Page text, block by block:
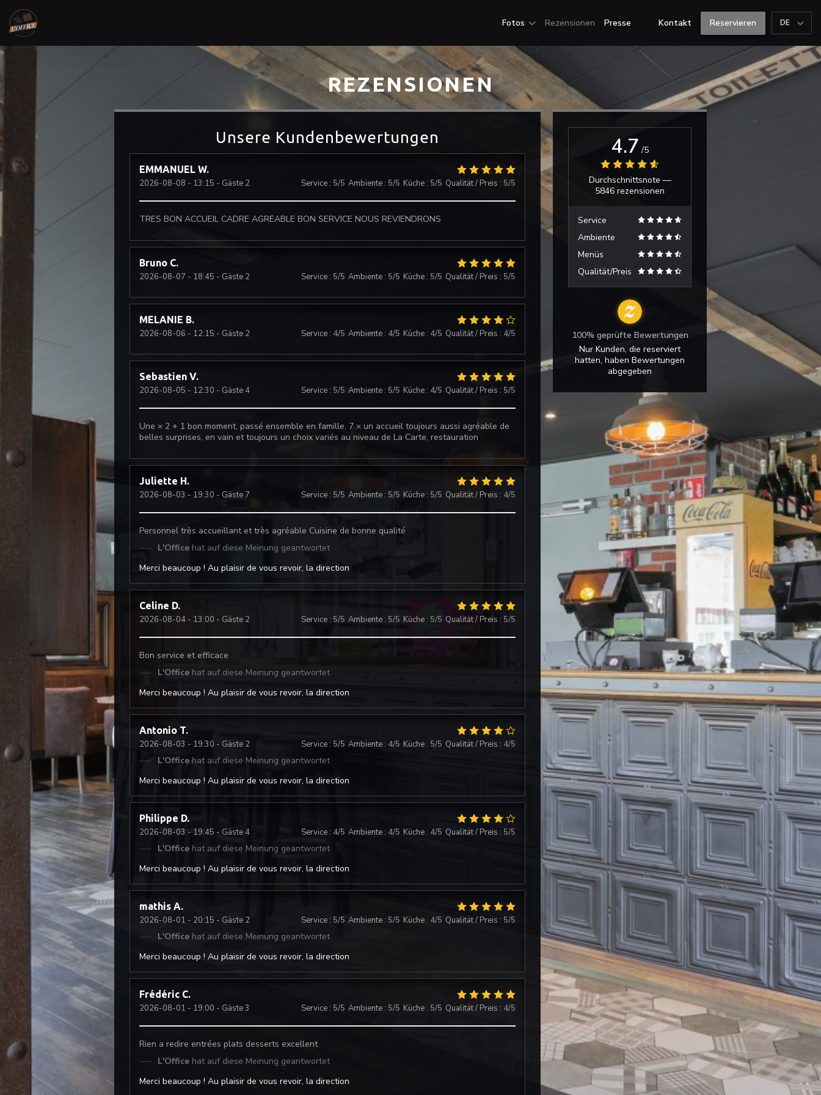
Fotos Rezensionen Presse ((öffnet ein neues Fenster))
((öffnet ein neues Fenster))
Kontakt Reservieren DE
REZENSIONEN
Unsere Kundenbewertungen
EMMANUEL W
2026-08-08 - 13:15 - Gäste 2 Service : 5/5 Ambiente : 5/5 Küche : 5/5 Qualität / Preis : 5/5
TRES BON ACCUEIL CADRE AGREABLE BON SERVICE NOUS REVIENDRONS
Bruno C
2026-08-07 - 18:45 - Gäste 2 Service : 5/5 Ambiente : 5/5 Küche : 5/5 Qualität / Preis : 5/5
MELANIE B
2026-08-06 - 12:15 - Gäste 2 Service : 4/5 Ambiente : 4/5 Küche : 4/5 Qualität / Preis : 4/5
Sebastien V
2026-08-05 - 12:30 - Gäste 4 Service : 5/5 Ambiente : 5/5 Küche : 4/5 Qualität / Preis : 5/5
Une × 2 + 1 bon moment, passé ensemble en famille, 7 × un accueil toujours aussi agréable de
belles surprises, en vain et toujours un choix variés au niveau de La Carte, restauration
Juliette H
2026-08-03 - 19:30 - Gäste 7 Service : 5/5 Ambiente: 5/5 Küche: 5/5 Qualität / Preis : 4/5
Personnel très accueillant et très agréable Cuisine de bonne qualité
L'Office hat auf diese Meinung geantwortet
Merci beaucoup ! Au plaisir de vous revoir, la direction
Celine D
2026-08-04 - 13:00 - Gäste 2 Service : 5/5 Ambiente : 5/5 Küche: 5/5 Qualität / Preis : 5/5
Bon service et efficace
L'Office hat auf diese Meinung geantwortet
Merci beaucoup ! Au plaisir de vous revoir, la direction
Antonio T
2026-08-03 - 19:30 - Gäste 2 Service : 5/5 Ambiente : 4/5 Küche : 5/5 Qualität / Preis : 4/5
L'Office hat auf diese Meinung geantwortet
Merci beaucoup ! Au plaisir de vous revoir, la direction
Philippe D
2026-08-03 - 19:45 - Gäste 4 Service : 4/5 Ambiente : 4/5 Küche : 4/5 Qualität / Preis : 5/5
L'Office hat auf diese Meinung geantwortet
Merci beaucoup ! Au plaisir de vous revoir, la direction
mathis A
2026-08-01 - 20:15 - Gäste 2 Service : 5/5 Ambiente : 5/5 Küche : 4/5 Qualität / Preis : 5/5
L'Office hat auf diese Meinung geantwortet
Merci beaucoup ! Au plaisir de vous revoir, la direction
Frédéric C
2026-08-01 - 19:00 - Gäste 3 Service: 5/5 Ambiente : 5/5 Küche : 5/5 Qualität / Preis : 4/5
Rien a redire entrées plats desserts excellent
L'Office hat auf diese Meinung geantwortet
Merci beaucoup ! Au plaisir de vous revoir, la direction
4.7 /5
Durchschnittsnote —
5846 rezensionen
Service
Ambiente
Menüs
Qualität/Preis
100% geprüfte Bewertungen
Nur Kunden, die reserviert
hatten, haben Bewertungen
abgegeben